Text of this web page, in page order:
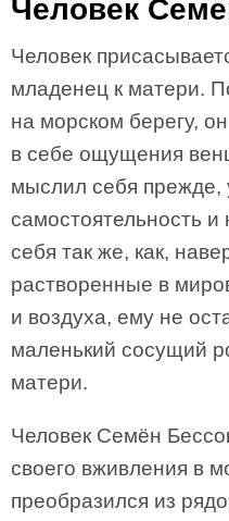
Человек
Человек
младенец к матери.
на морском берегу,
в себе ощущения
мыслил себя прежде,
самостоятельность и
себя так же, как,
растворенные в
и воздуха, ему не
маленький сосущий
матери.
Человек Семён
своего вживления в
преобразился из